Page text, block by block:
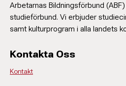
Arbetarnas Bildningsförbund
studieförbund. Vi erbjuder
samt kulturprogram i alla landets
Kontakta Oss
Kontakt